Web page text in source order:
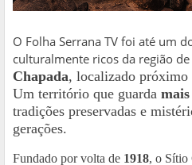
O Folha Serrana TV foi até um
culturalmente ricos da região de
Chapada, localizado próximo
Um território que guarda
tradições preservadas e
gerações.
Fundado por volta de 1918, o Sítio